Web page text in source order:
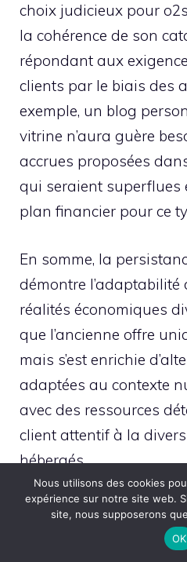
choix judicieux pour
la cohérence de son
répondant aux
clients par le biais des
exemple, un blog
vitrine n’aura guère
accrues proposées
qui seraient superflues
plan financier pour ce
En somme, la
démontre l’adaptabilité
réalités économiques
que l’ancienne offre
mais s’est enrichie
adaptées au contexte
avec des ressources
client attentif à la
hébergés.
Publications
Diagnostic
Nous utilisons des cookies
expérience sur notre site web.
site, nous supposerons
OK